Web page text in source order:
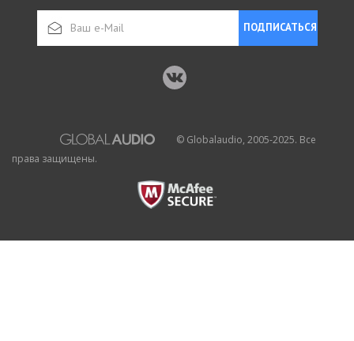
ПОДПИСАТЬСЯ
© Globalaudio, 2005-2025. Все
права защищены.